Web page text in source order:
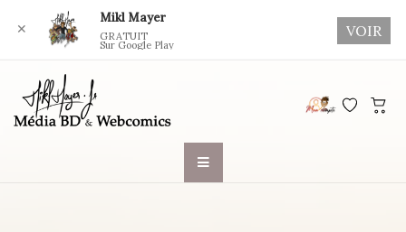
✕
Mikl Mayer
GRATUIT
Sur Google Play
VOIR